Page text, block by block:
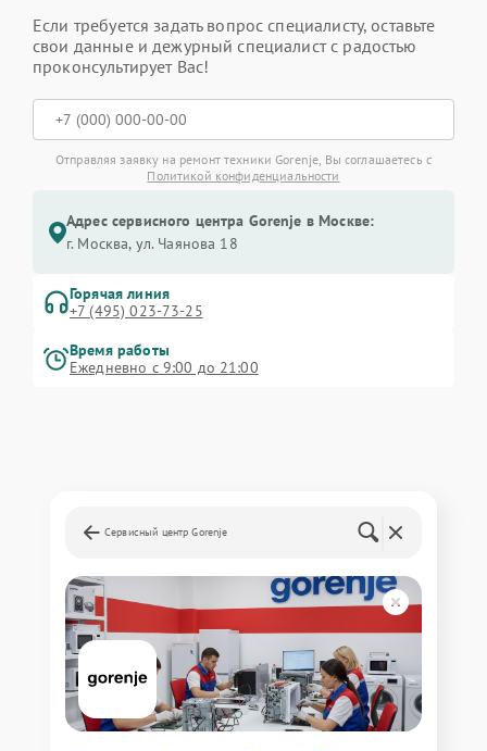
Если требуется задать вопрос специалисту, оставьте
свои данные и дежурный специалист с радостью
проконсультирует Вас!
Отправляя заявку на ремонт техники Gorenje, Вы соглашаетесь с
Политикой конфиденциальности
Адрес сервисного центра Gorenje в Москве:
г. Москва, ул. Чаянова 18
Горячая линия
+7 (495) 023-73-25
Время работы
Ежедневно с 9:00 до 21:00
Сервисный центр Gorenje